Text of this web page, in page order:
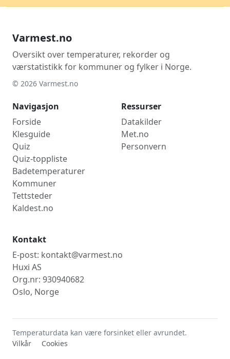
Varmest.no
Oversikt over temperaturer, rekorder og
værstatistikk for kommuner og fylker i Norge.
© 2026 Varmest.no
Navigasjon
Forside
Klesguide
Quiz
Quiz-toppliste
Badetemperaturer
Kommuner
Tettsteder
Kaldest.no
Ressurser
Datakilder
Met.no
Personvern
Kontakt
E-post: kontakt@varmest.no
Huxi AS
Org.nr: 930940682
Oslo, Norge
Temperaturdata kan være forsinket eller avrundet.
Vilkår
Cookies